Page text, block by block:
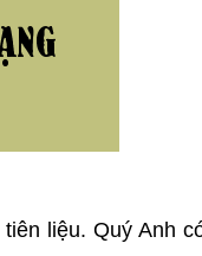
liệu. Quý Anh